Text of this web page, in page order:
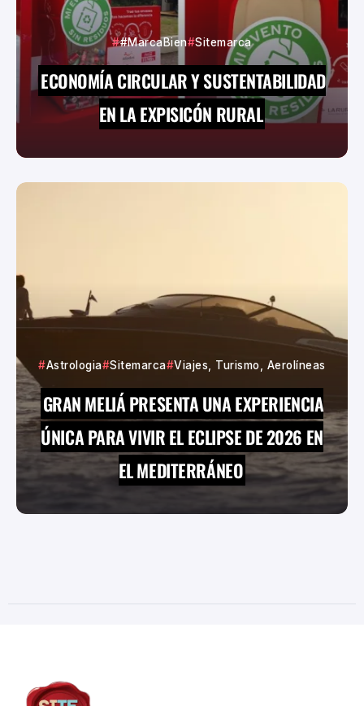
#MarcaBien Sitemarca
ECONOMÍA CIRCULAR Y SUSTENTABILIDAD
EN LA EXPISICÓN RURAL
Astrologia Sitemarca Viajes, Turismo, Aerolíneas
GRAN MELIÁ PRESENTA UNA EXPERIENCIA
ÚNICA PARA VIVIR EL ECLIPSE DE 2026 EN
EL MEDITERRÁNEO